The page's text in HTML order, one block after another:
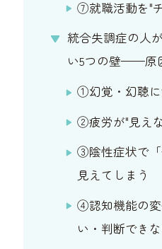
⑦就職活動を"
統合失調症の人
い5つの壁——原
①幻覚・幻聴
②疲労が"見え
③陰性症状で
見えてしまう
④認知機能の
い・判断でき